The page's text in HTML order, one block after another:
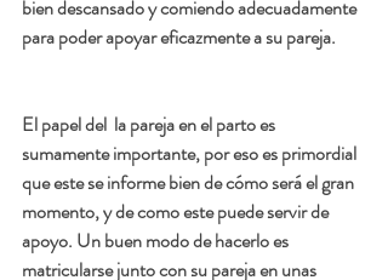
bien descansado y comiendo adecuadamente
para poder apoyar eficazmente a su pareja.
El papel del  la pareja en el parto es
sumamente importante, por eso es primordial
que este se informe bien de cómo será el gran
momento, y de como este puede servir de
apoyo. Un buen modo de hacerlo es
matricularse junto con su pareja en unas